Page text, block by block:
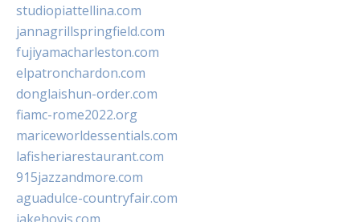
studiopiattellina.com
jannagrillspringfield.com
fujiyamacharleston.com
elpatronchardon.com
donglaishun-order.com
fiamc-rome2022.org
mariceworldessentials.com
lafisheriarestaurant.com
915jazzandmore.com
aguadulce-countryfair.com